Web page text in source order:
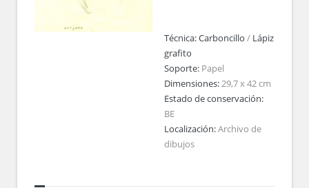
Técnica:Carboncillo / Lápiz
grafito
Soporte: Papel
Dimensiones:29,7 x 42 cm
Estado de conservación:
BE
Localización:Archivo de
dibujos